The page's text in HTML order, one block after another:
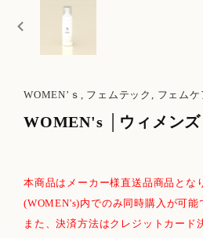
WOMEN’ｓ, フェムテック, フェムケ
WOMEN's │ウィメン
本商品はメーカー様直送品商品とな
(WOMEN's)内でのみ同時購入が可能
また、決済方法はクレジットカード